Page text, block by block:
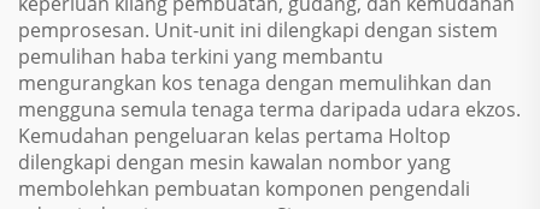
pemprosesan. Unit-unit ini dilengkapi dengan sistem
pemulihan haba terkini yang membantu
mengurangkan kos tenaga dengan memulihkan dan
mengguna semula tenaga terma daripada udara ekzos.
Kemudahan pengeluaran kelas pertama Holtop
dilengkapi dengan mesin kawalan nombor yang
membolehkan pembuatan komponen pengendali